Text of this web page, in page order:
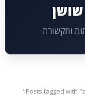
Posts tagged with